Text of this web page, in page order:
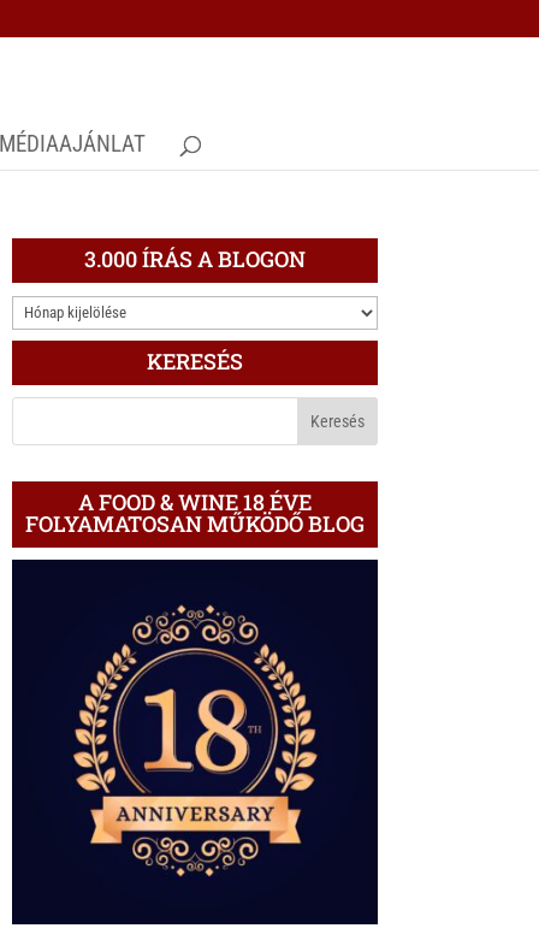
MÉDIAAJÁNLAT
3.000 ÍRÁS A BLOGON
3.000
ÍRÁS
BLOGON
KERESÉS
A FOOD & WINE 18 ÉVE
FOLYAMATOSAN MŰKÖDŐ BLOG